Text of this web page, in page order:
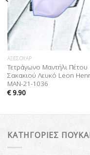
ΑΞΕΣΟΥΆΡ
Τετράγωνο Μαντήλι Πέτου
Σακακιού Λευκό Leon
MAN-21-1036
€9.90
ΚΑΤΗΓΟΡΙΕΣ